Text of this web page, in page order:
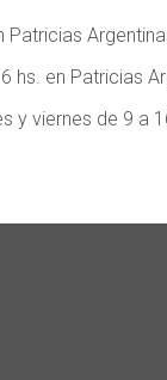
Patricias
hs. en Patricias
y viernes de 9 a